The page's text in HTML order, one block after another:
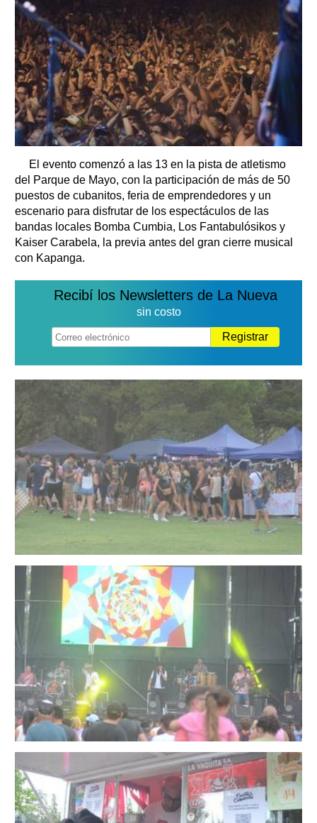
El evento comenzó a las 13 en la pista de atletismo
del Parque de Mayo, con la participación de más de 50
puestos de cubanitos, feria de emprendedores y un
escenario para disfrutar de los espectáculos de las
bandas locales Bomba Cumbia, Los Fantabulósikos y
Kaiser Carabela, la previa antes del gran cierre musical
con Kapanga.
Recibí los Newsletters de La Nueva
sin costo
Registrar